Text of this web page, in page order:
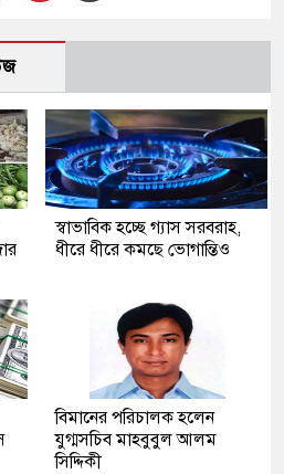
স্বাভাবিক হচ্ছে গ্যাস সরবরাহ,
ধীরে ধীরে কমছে ভোগান্তিও
বিমানের পরিচালক হলেন
যুগ্মসচিব মাহবুবুল আলম
সিদ্দিকী